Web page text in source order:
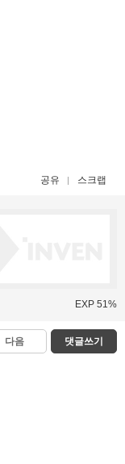
공유 스크랩
EXP 51%
다음 댓글쓰기